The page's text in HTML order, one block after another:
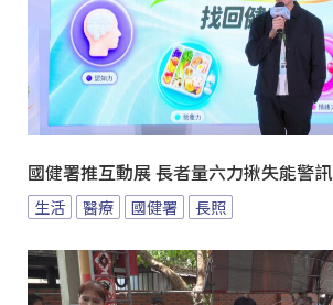
國健署推互動展 長者量六力揪失能警訊
生活 醫療 國健署 長照